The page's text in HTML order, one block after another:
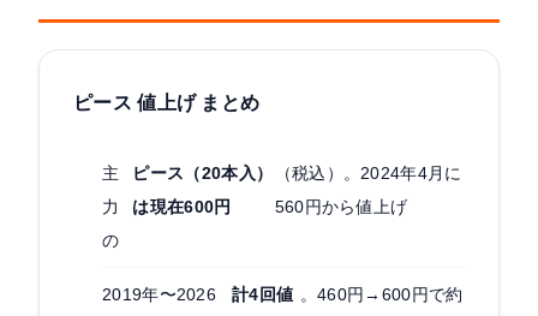
ピース 値上げ まとめ
主
力
の
ピース（20本入）
は現在600円
（税込）。2024年4月に
560円から値上げ
2019年〜2026
計4回値 。460円→600円で約